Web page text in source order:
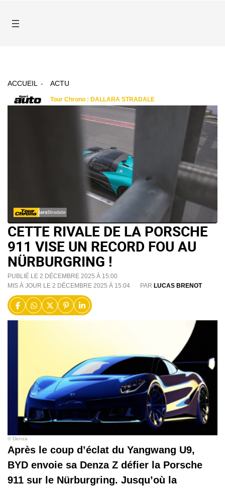
ACCUEIL ACTU
CETTE RIVALE DE LA PORSCHE
911 VISE UN RECORD FOU AU
NÜRBURGRING !
PUBLIÉ LE 2 DÉCEMBRE 2025 À 15:00
MIS À JOUR LE 2 DÉCEMBRE 2025 À 15:04
PAR LUCAS BRENOT
© Denza
Après le coup d’éclat du Yangwang U9,
BYD envoie sa Denza Z défier la Porsche
911 sur le Nürburgring. Jusqu’où la